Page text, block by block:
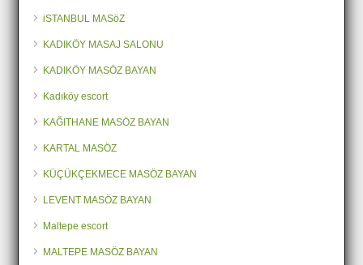
iSTANBUL MASöZ
KADIKÖY MASAJ SALONU
KADIKÖY MASÖZ BAYAN
Kadıköy escort
KAĞITHANE MASÖZ BAYAN
KARTAL MASÖZ
KÜÇÜKÇEKMECE MASÖZ BAYAN
LEVENT MASÖZ BAYAN
Maltepe escort
MALTEPE MASÖZ BAYAN